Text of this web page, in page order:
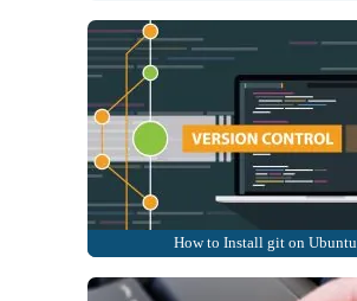
How to Install git on Ubuntu